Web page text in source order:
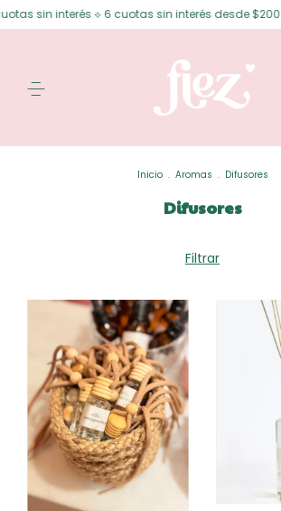
⟡ 6 cuotas sin interés desde $200.000 ⟡ 15%
Inicio . Aromas . Difusores
Difusores
Filtrar